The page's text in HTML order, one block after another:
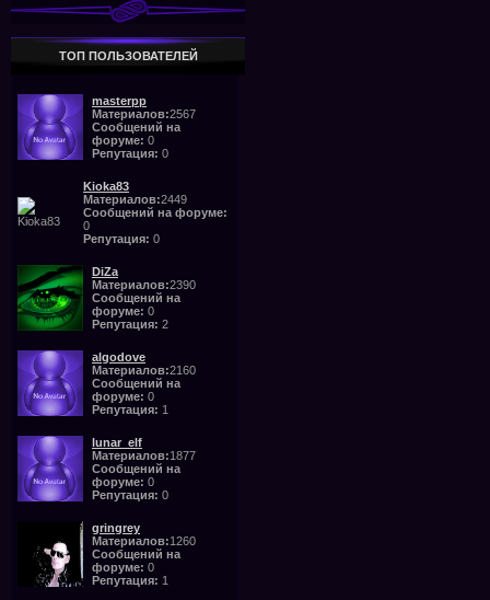
ТОП ПОЛЬЗОВАТЕЛЕЙ
masterpp
Материалов:2567
Сообщений на
форуме: 0
Репутация: 0
Kioka83
Материалов:2449
Сообщений на форуме:
0
Репутация: 0
DiZa
Материалов:2390
Сообщений на
форуме: 0
Репутация: 2
algodove
Материалов:2160
Сообщений на
форуме: 0
Репутация: 1
lunar_elf
Материалов:1877
Сообщений на
форуме: 0
Репутация: 0
gringrey
Материалов:1260
Сообщений на
форуме: 0
Репутация: 1